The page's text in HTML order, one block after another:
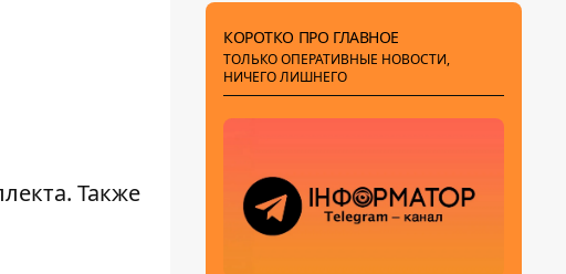
. Также
КОРОТКО ПРО ГЛАВНОЕ
ТОЛЬКО ОПЕРАТИВНЫЕ НОВОСТИ,
НИЧЕГО ЛИШНЕГО